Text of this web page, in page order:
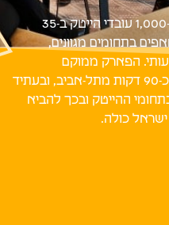
פארק הייטק צפון הוא ביתם של כ-1,000 עובדי הייטק ב-35
בתחומים מגוונים,
הפארק ממוקם
בסמיכות לתחנת הרכבת אחיהוד, כ-90 דקות מתל-אביב, ובעתיד
כ-5,000 משרות בתחומי ההייטק ובכך להביא
ישראל כולה.